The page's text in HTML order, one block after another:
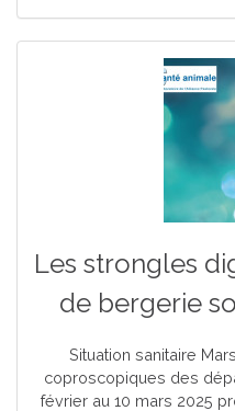
Les strongles
de bergerie
Situation sanitaire
coproscopiques des
février au 10 mars 2025